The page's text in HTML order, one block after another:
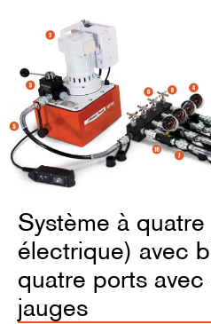
Système à
électrique) avec
quatre ports
jauges